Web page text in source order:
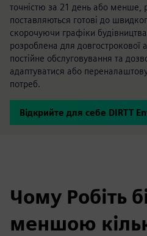
точністю за 21 день або менше,
поставляються готові до
скорочуючи графіки
розроблена для довгострокової
постійне обслуговування та
адаптуватися або
потреб.
Відкрийте для себе DIRTT
Чому Робіть
меншою